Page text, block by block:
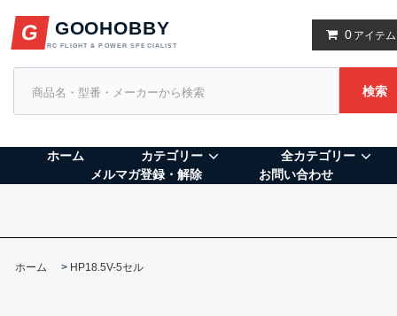
検索
0 アイテム
G GOOHOBBY
RC FLIGHT & POWER SPECIALIST
ホーム カテゴリー
全カテゴリー
メルマガ登録・解除
お問い合わせ
ホーム > HP18.5V-5セル